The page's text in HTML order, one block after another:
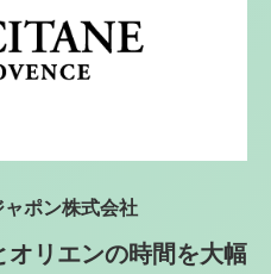
ャポン株式会社
オリエンの時間を大幅